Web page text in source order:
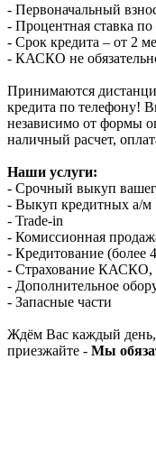
- Первоначальный
- Процентная ставка
- Срок кредита – от 2
- КАСКО не
Принимаются
кредита по телефону!
независимо от формы
наличный расчет,
Наши услуги:
- Срочный выкуп
- Выкуп кредитных а/м
- Trade-in
- Комиссионная
- Кредитование (более
- Страхование
- Дополнительное
- Запасные части
Ждём Вас каждый день,
приезжайте - Мы